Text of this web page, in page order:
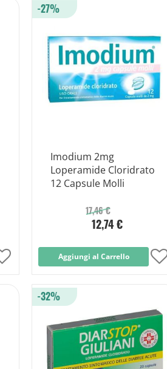
Aggiungi
Imodium 2mg
Loperamide Cloridrato
12 Capsule Molli
17,46 €
12,74 €
-27%
Aggiungi al Carrello
-32%